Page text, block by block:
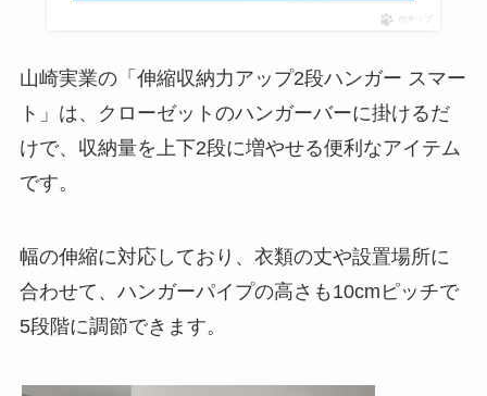
ポチップ
山崎実業の「伸縮収納力アップ2段ハンガー スマー
ト」は、クローゼットのハンガーバーに掛けるだ
けで、収納量を上下2段に増やせる便利なアイテム
です。
幅の伸縮に対応しており、衣類の丈や設置場所に
合わせて、ハンガーパイプの高さも10cmピッチで
5段階に調節できます。